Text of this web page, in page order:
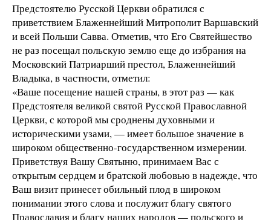
Предстоятелю Русской Церкви обратился с
приветствием Блаженнейший Митрополит Варшавский
и всей Польши Савва. Отметив, что Его Святейшество
не раз посещал польскую землю еще до избрания на
Московский Патриарший престол, Блаженнейший
Владыка, в частности, отметил:
«Ваше посещение нашей страны, в этот раз — как
Предстоятеля великой святой Русской Православной
Церкви, с которой мы сроднены духовными и
историческими узами, — имеет большое значение в
широком общественно-государственном измерении.
Приветствуя Вашу Святыню, принимаем Вас с
открытым сердцем и братской любовью в надежде, что
Ваш визит принесет обильный плод в широком
понимании этого слова и послужит благу святого
Православия и благу наших народов — польского и